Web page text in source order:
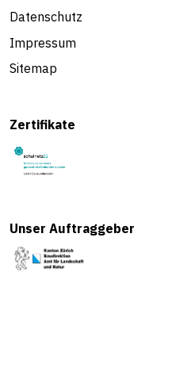
Datenschutz
Impressum
Sitemap
Zertifikate
Unser Auftraggeber